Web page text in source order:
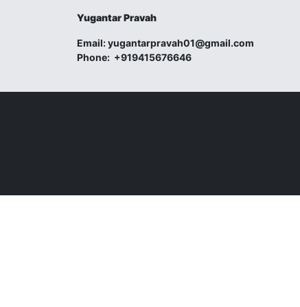
Yugantar Pravah
Email:yugantarpravah01@gmail.com
Phone: +919415676646